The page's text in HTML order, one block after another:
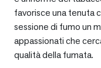
favorisce una tenuta
sessione di fumo un
appassionati che
qualità della fumata.